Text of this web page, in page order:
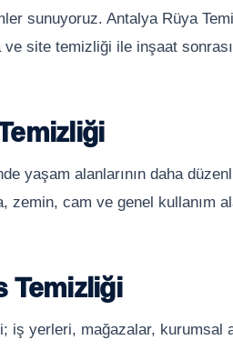
sunuyoruz. Antalya Rüya
site temizliği ile inşaat
yaşam alanlarının daha
zemin, cam ve genel kullanım
Temizliği
iş yerleri, mağazalar, kurumsal